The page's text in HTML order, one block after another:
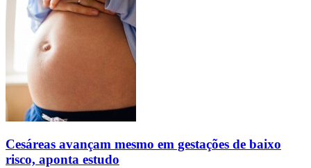
Cesáreas avançam mesmo em gestações de baixo
risco, aponta estudo